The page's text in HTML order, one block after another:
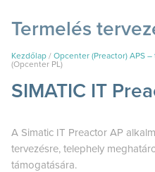
Termelés
Kezdőlap / Opcenter (Preactor) APS
(Opcenter PL)
SIMATIC IT
A Simatic IT Preactor AP
tervezésre, telephely
támogatására.